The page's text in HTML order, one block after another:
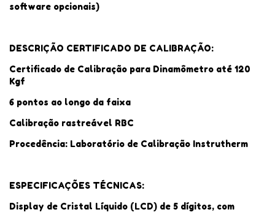
software opcionais)
DESCRIÇÃO CERTIFICADO DE CALIBRAÇÃO:
Certificado de Calibração para Dinamômetro até 120
Kgf
6 pontos ao longo da faixa
Calibração rastreável RBC
Procedência: Laboratório de Calibração Instrutherm
ESPECIFICAÇÕES TÉCNICAS:
Display de Cristal Líquido (LCD) de 5 dígitos, com